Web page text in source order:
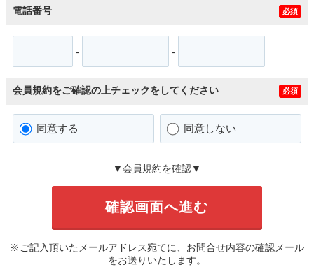
電話番号 必須
- -
会員規約をご確認の上チェックをしてください 必須
同意する 同意しない
▼会員規約を確認▼
※ご記入頂いたメールアドレス宛てに、お問合せ内容の確認メール
をお送りいたします。